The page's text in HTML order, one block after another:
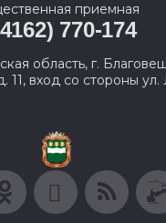
приемная
770-174
область, г.
11, вход со стороны